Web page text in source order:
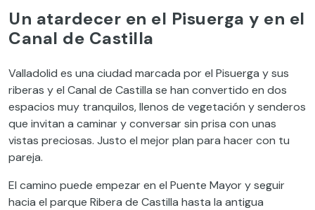
Un atardecer en el Pisuerga y en el
Canal de Castilla
Valladolid es una ciudad marcada por el Pisuerga y sus
riberas y el Canal de Castilla se han convertido en dos
espacios muy tranquilos, llenos de vegetación y senderos
que invitan a caminar y conversar sin prisa con unas
vistas preciosas. Justo el mejor plan para hacer con tu
pareja.
El camino puede empezar en el Puente Mayor y seguir
hacia el parque Ribera de Castilla hasta la antigua